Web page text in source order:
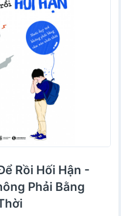
Rồi Hối Hận -
Phải Bằng